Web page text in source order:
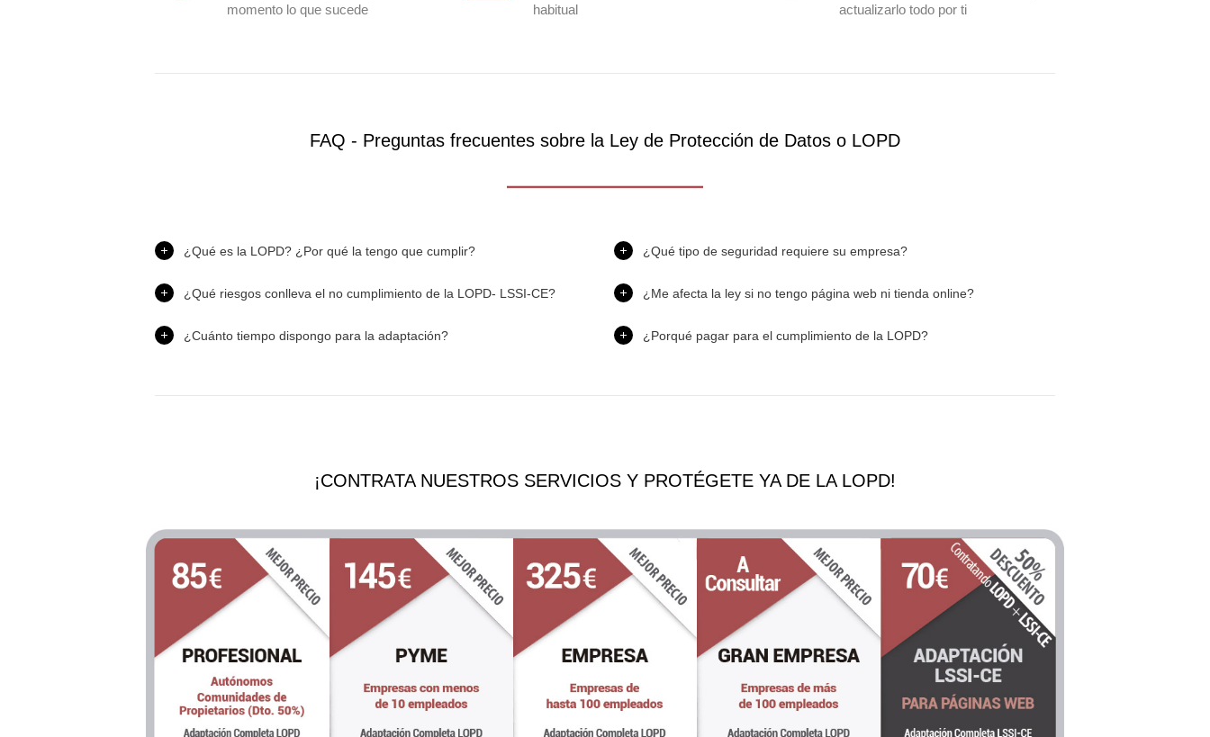
momento lo que sucede
habitual
actualizarlo todo por ti
FAQ - Preguntas frecuentes sobre la Ley de Protección de Datos o LOPD
¿Qué es la LOPD? ¿Por qué la tengo que cumplir?
¿Qué riesgos conlleva el no cumplimiento de la LOPD- LSSI-CE?
¿Cuánto tiempo dispongo para la adaptación?
¿Qué tipo de seguridad requiere su empresa?
¿Me afecta la ley si no tengo página web ni tienda online?
¿Porqué pagar para el cumplimiento de la LOPD?
¡CONTRATA NUESTROS SERVICIOS Y PROTÉGETE YA DE LA LOPD!